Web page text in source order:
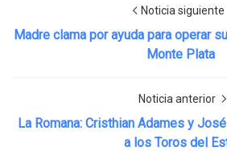
Noticia siguiente
Madre clama por ayuda para operar
Monte Plata
Noticia anterior
La Romana: Cristhian Adames y
a los Toros del